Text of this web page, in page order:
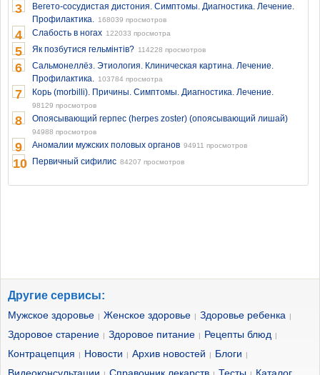
3
Вегето-сосудистая дистония. Симптомы. Диагностика. Лечение.
Профилактика. 168039 просмотров
4 Слабость в ногах 122033 просмотра
5 Як позбутися гельмінтів? 114228 просмотров
6
Сальмонеллёз. Этиология. Клиническая картина. Лечение.
Профилактика. 103784 просмотра
7 Корь (morbilli). Причины. Симптомы. Диагностика. Лечение.
98129 просмотров
8 Опоясывающий герпес (herpes zoster) (опоясывающий лишай)
94988 просмотров
9 Аномалии мужских половых органов 94911 просмотров
10 Первичный сифилис 84207 просмотров
Другие сервисы:
Мужское здоровье | Женское здоровье | Здоровье ребенка |
Здоровое старение | Здоровое питание | Рецепты блюд |
Контрацепция | Новости | Архив новостей | Блоги |